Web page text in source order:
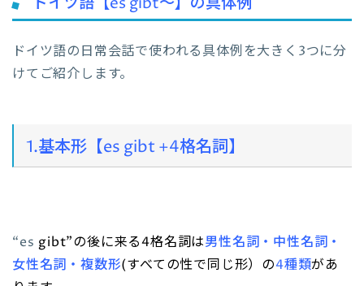
ドイツ語の日常会話で使われる具体例を大きく3つに分
けてご紹介します。
1.基本形【es gibt +4格名詞】
“es gibt”の後に来る4格名詞は男性名詞・中性名詞・
女性名詞・複数形(すべての性で同じ形）の4種類があ